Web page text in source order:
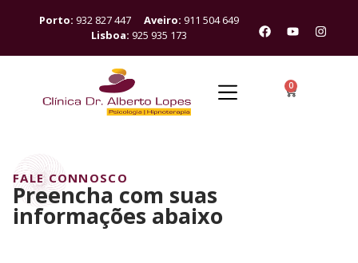
Porto: 932 827 447 Aveiro: 911 504 649
Lisboa: 925 935 173
0
FALE CONNOSCO
Preencha com suas
informações abaixo